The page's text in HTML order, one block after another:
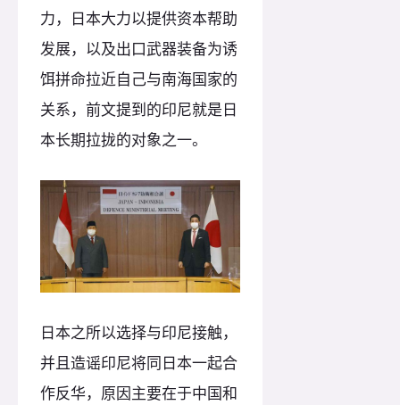
力，日本大力以提供资本帮助
发展，以及出口武器装备为诱
饵拼命拉近自己与南海国家的
关系，前文提到的印尼就是日
本长期拉拢的对象之一。
日本之所以选择与印尼接触，
并且造谣印尼将同日本一起合
作反华，原因主要在于中国和